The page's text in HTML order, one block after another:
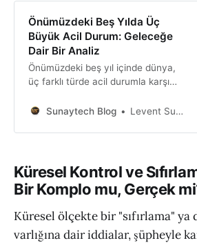
Önümüzdeki Beş Yılda Üç
Büyük Acil Durum: Geleceğe
Dair Bir Analiz
Önümüzdeki beş yıl içinde dünya,
üç farklı türde acil durumla karşı
olası krizlerin zaman çizelgelerini,
detaylı bir şekilde ele alacağız.
saldırılar, çevresel acil durumlar ve
finansal sıfırlama gibi konular,
küresel ölçekte önemli değişimlere
Sunaytech Blog Levent Sunay
Küresel Kontrol ve
Bir Komplo mu, Gerçek
Küresel ölçekte bir "sıfırlama" ya
varlığına dair iddialar, şüpheyle